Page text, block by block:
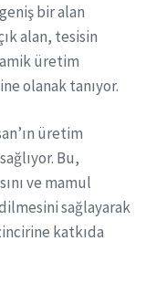
bir alan
alan, tesisin
üretim
olanak tanıyor.
üretim
Bu,
ve mamul
sağlayarak
katkıda